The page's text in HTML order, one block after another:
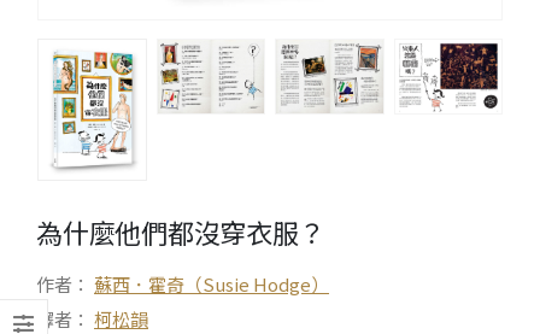
為什麼他們都沒穿衣服？
作者： 蘇西．霍奇（Susie Hodge）
譯者： 柯松韻